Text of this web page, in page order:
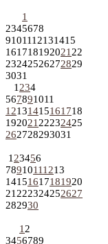
1
2345678
9101112131415
161718192021 22
23242526272829
3031
1 234
567891011
12131415161718
192021 22232425
262728293031
1 23456
78910111213
14151617181920
21 222324252627
282930
1 2
3456789